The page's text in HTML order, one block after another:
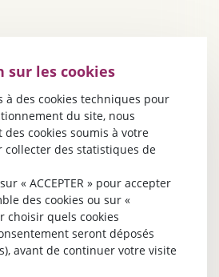
sur les cookies
à des cookies techniques pour
du site, nous
cookies soumis à votre
collecter des statistiques de
« ACCEPTER » pour accepter
des cookies ou sur «
choisir quels cookies
seront déposés
avant de continuer votre visite